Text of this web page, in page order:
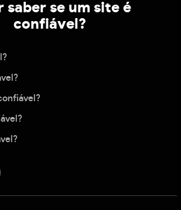
saber se um site é
confiável?